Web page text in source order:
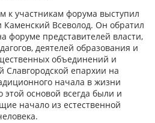
к участникам форума выступил
Каменский Всеволод. Он обратил
форуме представителей власти,
деятелей образования и
объединений и
Славгородской епархии на
начала в жизни
этой основой всегда были и
начало из естественной